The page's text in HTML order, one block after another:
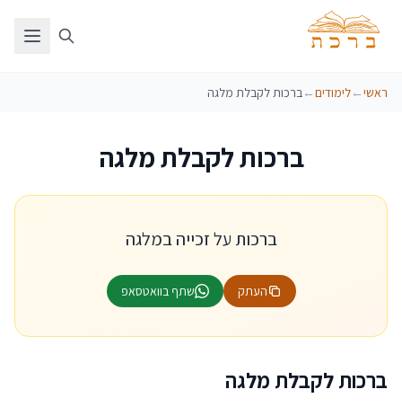
ראשי←לימודים←ברכות לקבלת מלגה
ברכות לקבלת מלגה
ברכות על זכייה במלגה
העתק שתף בוואטסאפ
ברכות לקבלת מלגה